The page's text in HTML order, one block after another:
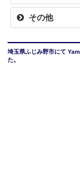
その他
埼玉県ふじみ野市にて
た。